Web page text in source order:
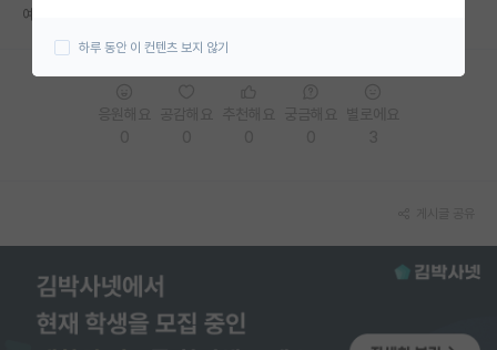
연구실(PI) 홍보 게시판
임용 후기 게시판
예상되는 질문관련 논문을 찾다보니까 재밌긴 하당 히히
하루 동안 이 컨텐츠 보지 않기